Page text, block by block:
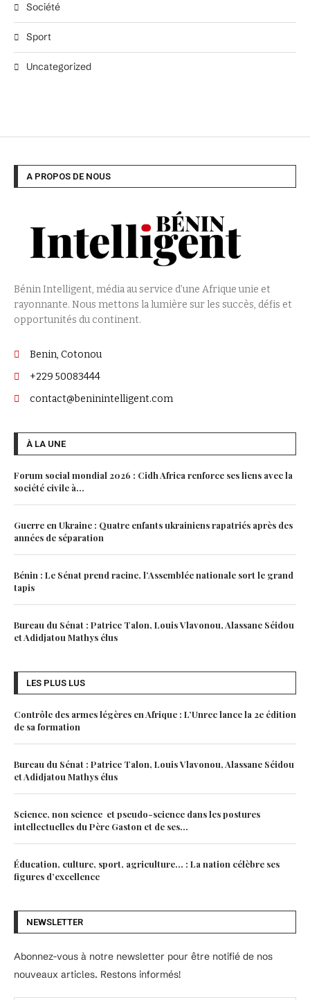
Société
Sport
Uncategorized
A PROPOS DE NOUS
Bénin Intelligent, média au service d’une Afrique unie et
rayonnante. Nous mettons la lumière sur les succès, défis et
opportunités du continent.
Benin, Cotonou
+229 50083444
contact@beninintelligent.com
À LA UNE
Forum social mondial 2026 : Cidh Africa renforce ses liens avec la
société civile à...
Guerre en Ukraine : Quatre enfants ukrainiens rapatriés après des
années de séparation
Bénin : Le Sénat prend racine, l’Assemblée nationale sort le grand
tapis
Bureau du Sénat : Patrice Talon, Louis Vlavonou, Alassane Séidou
et Adidjatou Mathys élus
LES PLUS LUS
Contrôle des armes légères en Afrique : L’Unrec lance la 2e édition
de sa formation
Bureau du Sénat : Patrice Talon, Louis Vlavonou, Alassane Séidou
et Adidjatou Mathys élus
Science, non science et pseudo-science dans les postures
intellectuelles du Père Gaston et de ses...
Éducation, culture, sport, agriculture… : La nation célèbre ses
figures d’excellence
NEWSLETTER
Abonnez-vous à notre newsletter pour être notifié de nos
nouveaux articles. Restons informés!